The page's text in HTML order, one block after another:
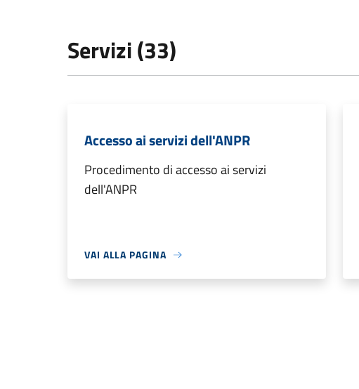
Servizi (33)
Accesso ai servizi dell'ANPR
Procedimento di accesso ai servizi
dell'ANPR
VAI ALLA PAGINA